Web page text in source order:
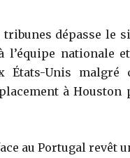
dépasse le
l’équipe
États-Unis malgré
à Houston
au Portugal revêt